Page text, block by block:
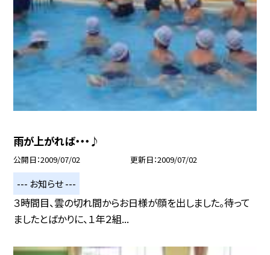
雨が上がれば・・・♪
公開日 2009/07/02 更新日 2009/07/02
--- お知らせ ---
３時間目、雲の切れ間からお日様が顔を出しました。待って
ましたとばかりに、１年２組...